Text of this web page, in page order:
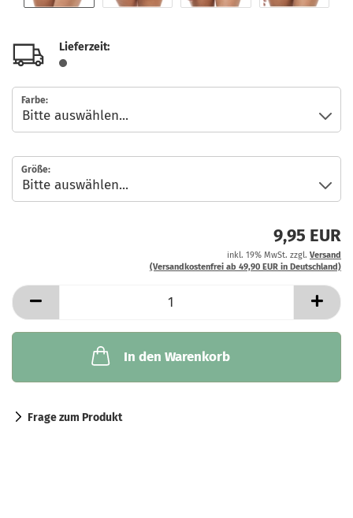
Lieferzeit:
Farbe:
Größe:
9,95 EUR
inkl. 19% MwSt. zzgl. Versand
(Versandkostenfrei ab 49,90 EUR in Deutschland)
In den Warenkorb
Frage zum Produkt